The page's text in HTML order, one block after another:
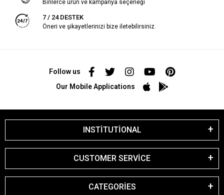
Binlerce ürün ve kampanya seçeneği
7 / 24 DESTEK
Öneri ve şikayetlerinizi bize iletebilirsiniz.
Follow us
Our Mobile Applications
INSTİTUTİONAL
CUSTOMER SERVİCE
CATEGORİES